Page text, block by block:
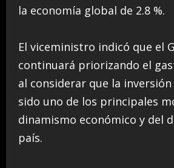
la economía global de 2.8 %.
El viceministro indicó que el
continuará priorizando el
al considerar que la
sido uno de los principales
dinamismo económico y del
país.